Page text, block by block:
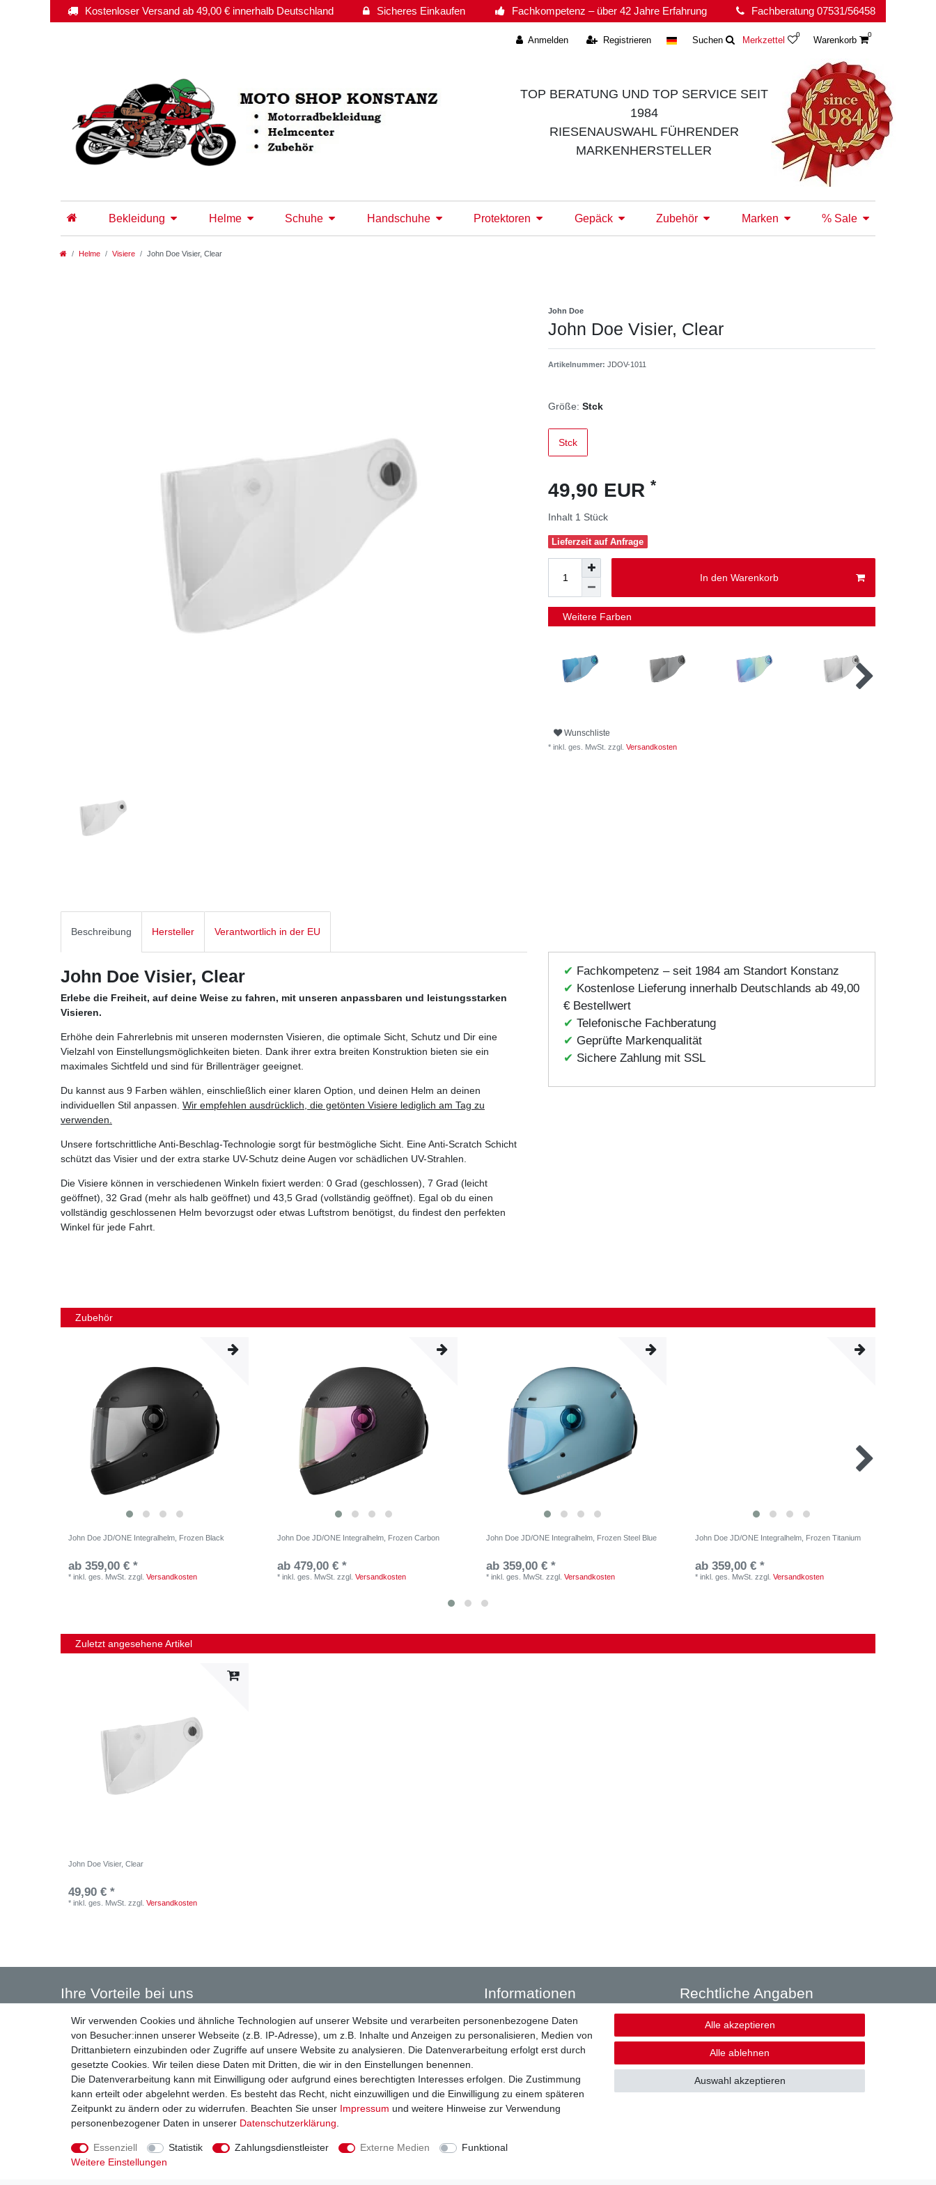
Kostenloser Versand ab 49,00 € innerhalb Deutschland Sicheres Einkaufen Fachkompetenz – über 42 Jahre Erfahrung Fachberatung 07531/56458
Anmelden Registrieren Suchen Merkzettel
0
Warenkorb
0
TOP BERATUNG UND TOP SERVICE SEIT
1984
RIESENAUSWAHL FÜHRENDER
MARKENHERSTELLER
Bekleidung Helme Schuhe Handschuhe Protektoren Gepäck Zubehör Marken % Sale
Helme Visiere John Doe Visier, Clear
John Doe
John Doe Visier, Clear
Artikelnummer: JDOV-1011
Größe: Stck
Stck
49,90 EUR *
Inhalt 1 Stück
Lieferzeit auf Anfrage
In den Warenkorb
Weitere Farben
Wunschliste
* inkl. ges. MwSt. zzgl. Versandkosten
Beschreibung Hersteller Verantwortlich in der EU
John Doe Visier, Clear
Erlebe die Freiheit, auf deine Weise zu fahren, mit unseren anpassbaren und leistungsstarken
Visieren.
Erhöhe dein Fahrerlebnis mit unseren modernsten Visieren, die optimale Sicht, Schutz und Dir eine
Vielzahl von Einstellungsmöglichkeiten bieten. Dank ihrer extra breiten Konstruktion bieten sie ein
maximales Sichtfeld und sind für Brillenträger geeignet.
Du kannst aus 9 Farben wählen, einschließlich einer klaren Option, und deinen Helm an deinen
individuellen Stil anpassen. Wir empfehlen ausdrücklich, die getönten Visiere lediglich am Tag zu
verwenden.
Unsere fortschrittliche Anti-Beschlag-Technologie sorgt für bestmögliche Sicht. Eine Anti-Scratch Schicht
schützt das Visier und der extra starke UV-Schutz deine Augen vor schädlichen UV-Strahlen.
Die Visiere können in verschiedenen Winkeln fixiert werden: 0 Grad (geschlossen), 7 Grad (leicht
geöffnet), 32 Grad (mehr als halb geöffnet) und 43,5 Grad (vollständig geöffnet). Egal ob du einen
vollständig geschlossenen Helm bevorzugst oder etwas Luftstrom benötigst, du findest den perfekten
Winkel für jede Fahrt.
✔ Fachkompetenz – seit 1984 am Standort Konstanz
✔ Kostenlose Lieferung innerhalb Deutschlands ab 49,00
€ Bestellwert
✔ Telefonische Fachberatung
✔ Geprüfte Markenqualität
✔ Sichere Zahlung mit SSL
Zubehör
John Doe JD/ONE Integralhelm, Frozen Black
ab 359,00 € *
*inkl. ges. MwSt. zzgl.Versandkosten
John Doe JD/ONE Integralhelm, Frozen Carbon
ab 479,00 € *
*inkl. ges. MwSt. zzgl.Versandkosten
John Doe JD/ONE Integralhelm, Frozen Steel Blue
ab 359,00 € *
*inkl. ges. MwSt. zzgl.Versandkosten
John Doe JD/ONE Integralhelm, Frozen Titanium
ab 359,00 € *
*inkl. ges. MwSt. zzgl.Versandkosten
Zuletzt angesehene Artikel
John Doe Visier, Clear
49,90 € *
*inkl. ges. MwSt. zzgl.Versandkosten
Ihre Vorteile bei uns
Fachkompetenz – seit 1984 am Standort Konstanz
Kostenlose Lieferung innerhalb Deutschlands ab 49,00 € Bestellwert
Geprüfte Markenqualität
Sichere Zahlung mit SSL
Informationen
Versandkosten
Zahlungsarten
Über uns
Unser Team
Rechtliche Angaben
Datenschutzerklärung
Widerrufsbelehrung
Muster Widerrufsbelehrung
Impressum
Unsere Hotline
Wir verwenden Cookies und ähnliche Technologien auf unserer Website und verarbeiten personenbezogene Daten
von Besucher:innen unserer Webseite (z.B. IP-Adresse), um z.B. Inhalte und Anzeigen zu personalisieren, Medien von
Drittanbietern einzubinden oder Zugriffe auf unsere Website zu analysieren. Die Datenverarbeitung erfolgt erst durch
gesetzte Cookies. Wir teilen diese Daten mit Dritten, die wir in den Einstellungen benennen.
Die Datenverarbeitung kann mit Einwilligung oder aufgrund eines berechtigten Interesses erfolgen. Die Zustimmung
kann erteilt oder abgelehnt werden. Es besteht das Recht, nicht einzuwilligen und die Einwilligung zu einem späteren
Zeitpunkt zu ändern oder zu widerrufen. Beachten Sie unser Impressum und weitere Hinweise zur Verwendung
personenbezogener Daten in unserer Daten­schutz­erklärung
Essenziell Statistik Zahlungsdienstleister Externe Medien
Funktional
Weitere Einstellungen
Alle akzeptieren
Alle ablehnen
Auswahl akzeptieren